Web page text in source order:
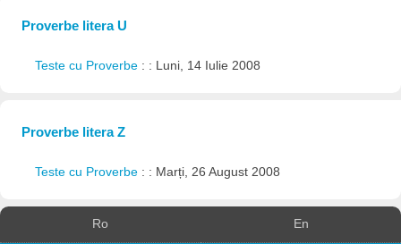
Proverbe litera U
Teste cu Proverbe : : Luni, 14 Iulie 2008
Proverbe litera Z
Teste cu Proverbe : : Marți, 26 August 2008
Ro En